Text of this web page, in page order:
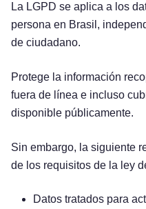
La LGPD se aplica a los
persona en Brasil,
de ciudadano.
Protege la información
fuera de línea e incluso
disponible públicamente.
Sin embargo, la siguiente
de los requisitos de la ley
Datos tratados para